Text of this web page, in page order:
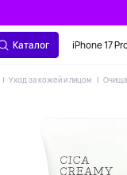
Каталог iPhone 17
Уход за кожей и лицом